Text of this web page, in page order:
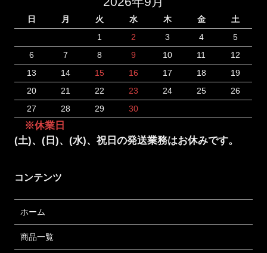
日 月 火 水 木 金
土
1
2 3 4
5
6
7 8 9 10 11
12
13
14 15 16 17 18
19
20
21 22 23 24 25
26
27
28 29 30
※休業日
(土)、(日)、(水)、祝日の発送業務はお休みです。
コンテンツ
ホーム
商品一覧